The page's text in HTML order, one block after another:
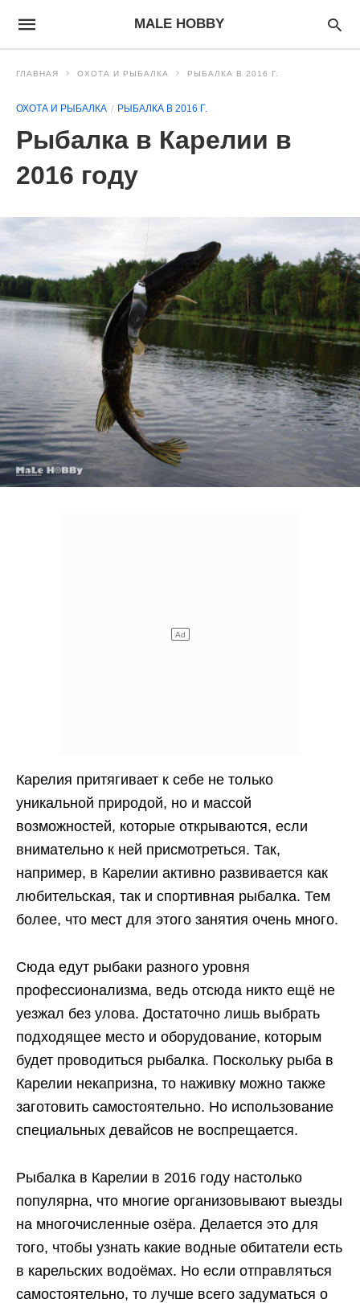
MALE HOBBY
ГЛАВНАЯ ОХОТА И РЫБАЛКА РЫБАЛКА В 2016 Г.
ОХОТА И РЫБАЛКА РЫБАЛКА В 2016 Г.
Рыбалка в Карелии в
2016 году
Карелия притягивает к себе не только
уникальной природой, но и массой
возможностей, которые открываются, если
внимательно к ней присмотреться. Так,
например, в Карелии активно развивается как
любительская, так и спортивная рыбалка. Тем
более, что мест для этого занятия очень много.
Сюда едут рыбаки разного уровня
профессионализма, ведь отсюда никто ещё не
уезжал без улова. Достаточно лишь выбрать
подходящее место и оборудование, которым
будет проводиться рыбалка. Поскольку рыба в
Карелии некапризна, то наживку можно также
заготовить самостоятельно. Но использование
специальных девайсов не воспрещается.
Рыбалка в Карелии в 2016 году настолько
популярна, что многие организовывают выезды
на многочисленные озёра. Делается это для
того, чтобы узнать какие водные обитатели есть
в карельских водоёмах. Но если отправляться
самостоятельно, то лучше всего задуматься о